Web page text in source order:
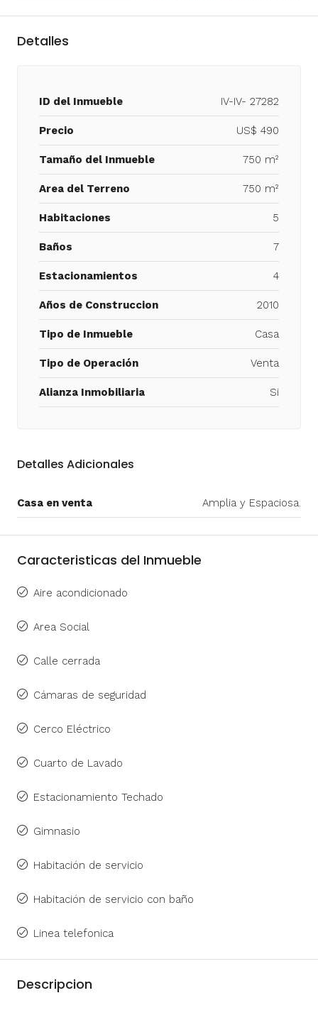
Detalles
ID del Inmueble IV-IV- 27282
Precio US$ 490
Tamaño del Inmueble 750 m²
Area del Terreno 750 m²
Habitaciones 5
Baños 7
Estacionamientos 4
Años de Construccion 2010
Tipo de Inmueble Casa
Tipo de Operación Venta
Alianza Inmobiliaria Si
Detalles Adicionales
Casa en venta Amplia y Espaciosa.
Caracteristicas del Inmueble
Aire acondicionado
Area Social
Calle cerrada
Cámaras de seguridad
Cerco Eléctrico
Cuarto de Lavado
Estacionamiento Techado
Gimnasio
Habitación de servicio
Habitación de servicio con baño
Linea telefonica
Descripcion